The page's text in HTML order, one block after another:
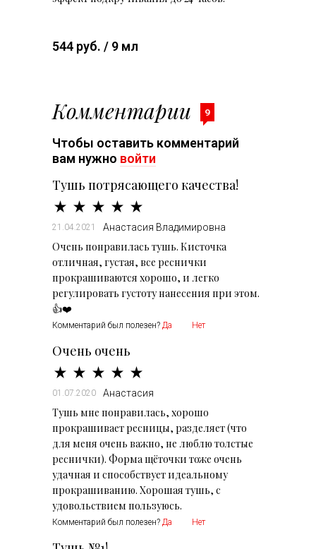
544 руб. / 9 мл
Комментарии 9
Чтобы оставить комментарий
вам нужно войти
Тушь потрясающего качества!
21.04.2021 Анастасия Владимировна
Очень понравилась тушь. Кисточка
отличная, густая, все реснички
прокрашиваются хорошо, и легко
регулировать густоту нанесения при этом.
👍❤️
Комментарий был полезен? Да Нет
Очень очень
01.07.2020 Анастасия
Тушь мне понравилась, хорошо
прокрашивает ресницы, разделяет (что
для меня очень важно, не люблю толстые
реснички). Форма щёточки тоже очень
удачная и способствует идеальному
прокрашиванию. Хорошая тушь, с
удовольствием пользуюсь.
Комментарий был полезен? Да Нет